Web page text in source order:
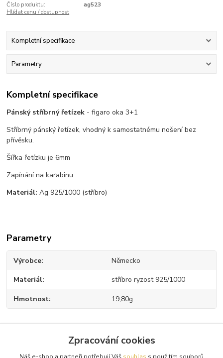
Číslo produktu:
ag523
Hlídat cenu / dostupnost
Kompletní specifikace
Parametry
Kompletní specifikace
Pánský stříbrný řetízek - figaro oka 3+1
Stříbrný pánský řetízek, vhodný k samostatnému nošení bez
přívěsku.
Šířka řetízku je 6mm
Zapínání na karabinu.
Materiál: Ag 925/1000 (stříbro)
Parametry
Výrobce Německo
Materiál stříbro ryzost 925/1000
Hmotnost 19,80g
Zboží zařazeno v kategoriích
Zpracování cookies